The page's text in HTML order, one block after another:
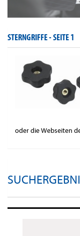
STERNGRIFFE -SEITE 1
oder die Webseiten